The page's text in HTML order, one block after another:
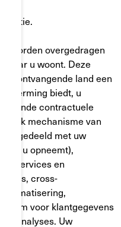
worden overgedragen
waar u woont. Deze
ontvangende land een
biedt, u
contractuele
mechanisme van
gedeeld met uw
met u opneemt),
en
cross-
voor klantgegevens
Uw